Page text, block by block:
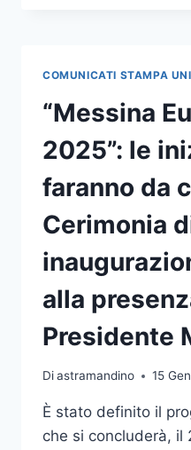
DI
GAETANO
MARTINO
70°
DELLA
DI
COMUNICATI STAMPA
“Messina
2025”: le
faranno da
Cerimonia
alla
Presidente
Diastramandino 15
È stato definito il
che si concluderà, il